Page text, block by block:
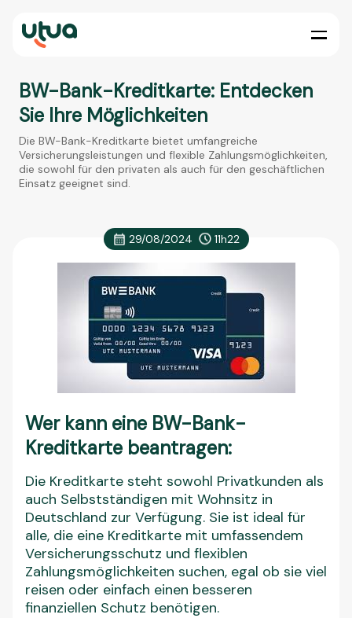
BW-Bank-Kreditkarte: Entdecken
Sie Ihre Möglichkeiten
Die BW-Bank-Kreditkarte bietet umfangreiche
Versicherungsleistungen und flexible Zahlungsmöglichkeiten,
die sowohl für den privaten als auch für den geschäftlichen
Einsatz geeignet sind.
29/08/2024 11h22
Wer kann eine BW-Bank-
Kreditkarte beantragen:
Die Kreditkarte steht sowohl Privatkunden als
auch Selbstständigen mit Wohnsitz in
Deutschland zur Verfügung. Sie ist ideal für
alle, die eine Kreditkarte mit umfassendem
Versicherungsschutz und flexiblen
Zahlungsmöglichkeiten suchen, egal ob sie viel
reisen oder einfach einen besseren
finanziellen Schutz benötigen.